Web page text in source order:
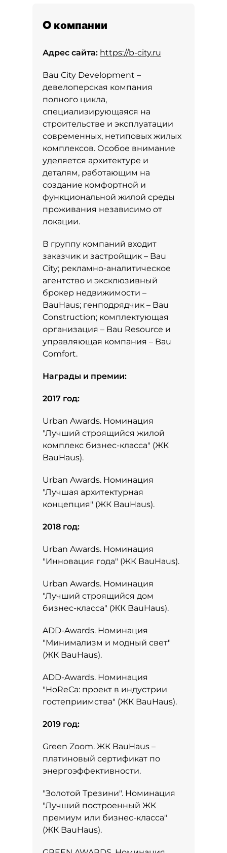
О компании
Адрес сайта: https://b-city.ru
Bau City Development –
девелоперская компания
полного цикла,
специализирующаяся на
строительстве и эксплуатации
современных, нетиповых жилых
комплексов. Особое внимание
уделяется архитектуре и
деталям, работающим на
создание комфортной и
функциональной жилой среды
проживания независимо от
локации.
В группу компаний входит
заказчик и застройщик – Bau
City; рекламно-аналитическое
агентство и эксклюзивный
брокер недвижимости –
BauHaus; генподрядчик – Bau
Construction; комплектующая
организация – Bau Resource и
управляющая компания – Bau
Comfort.
Награды и премии:
2017 год:
Urban Awards. Номинация
"Лучший строящийся жилой
комплекс бизнес-класса" (ЖК
BauHaus).
Urban Awards. Номинация
"Лучшая архитектурная
концепция" (ЖК BauHaus).
2018 год:
Urban Awards. Номинация
"Инновация года" (ЖК BauHaus).
Urban Awards. Номинация
"Лучший строящийся дом
бизнес-класса" (ЖК BauHaus).
ADD-Awards. Номинация
"Минимализм и модный свет"
(ЖК BauHaus).
ADD-Awards. Номинация
"HoReCa: проект в индустрии
гостеприимства" (ЖК BauHaus).
2019 год:
Green Zoom. ЖК BauHaus –
платиновый сертификат по
энергоэффективности.
"Золотой Трезини". Номинация
"Лучший построенный ЖК
премиум или бизнес-класса"
(ЖК BauHaus).